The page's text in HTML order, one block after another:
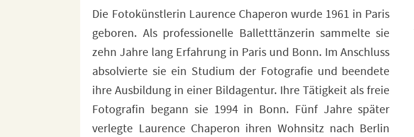
Die Fotokünstlerin Laurence Chaperon wurde 1961 in Paris
geboren. Als professionelle Balletttänzerin sammelte sie
zehn Jahre lang Erfahrung in Paris und Bonn. Im Anschluss
absolvierte sie ein Studium der Fotografie und beendete
ihre Ausbildung in einer Bildagentur. Ihre Tätigkeit als freie
Fotografin begann sie 1994 in Bonn. Fünf Jahre später
verlegte Laurence Chaperon ihren Wohnsitz nach Berlin
Wolfgang Schäuble, Bundeskanzlerin Angela Merkel,
Verteidigungsministerin Ursula von der
Leyen, Ministerpräsident Volker Bouffier uvm. Ihre Arbeiten
wurden in vielen renommierten deutschen und
internationalen Publikationen wie der Zeit, der Spiegel
oder dem Time Magazine veröffentlicht. Die
Zusammenarbeit von Laurence Chaperon und dem